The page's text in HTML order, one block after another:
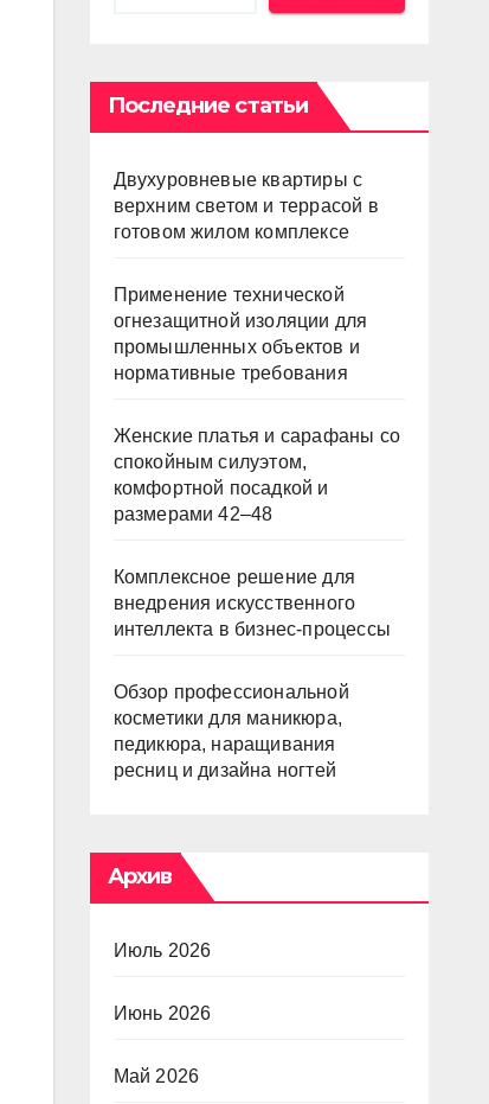
Последние статьи
Двухуровневые квартиры с
верхним светом и террасой в
готовом жилом комплексе
Применение технической
огнезащитной изоляции для
промышленных объектов и
нормативные требования
Женские платья и сарафаны со
спокойным силуэтом,
комфортной посадкой и
размерами 42–48
Комплексное решение для
внедрения искусственного
интеллекта в бизнес-процессы
Обзор профессиональной
косметики для маникюра,
педикюра, наращивания
ресниц и дизайна ногтей
Архив
Июль 2026
Июнь 2026
Май 2026